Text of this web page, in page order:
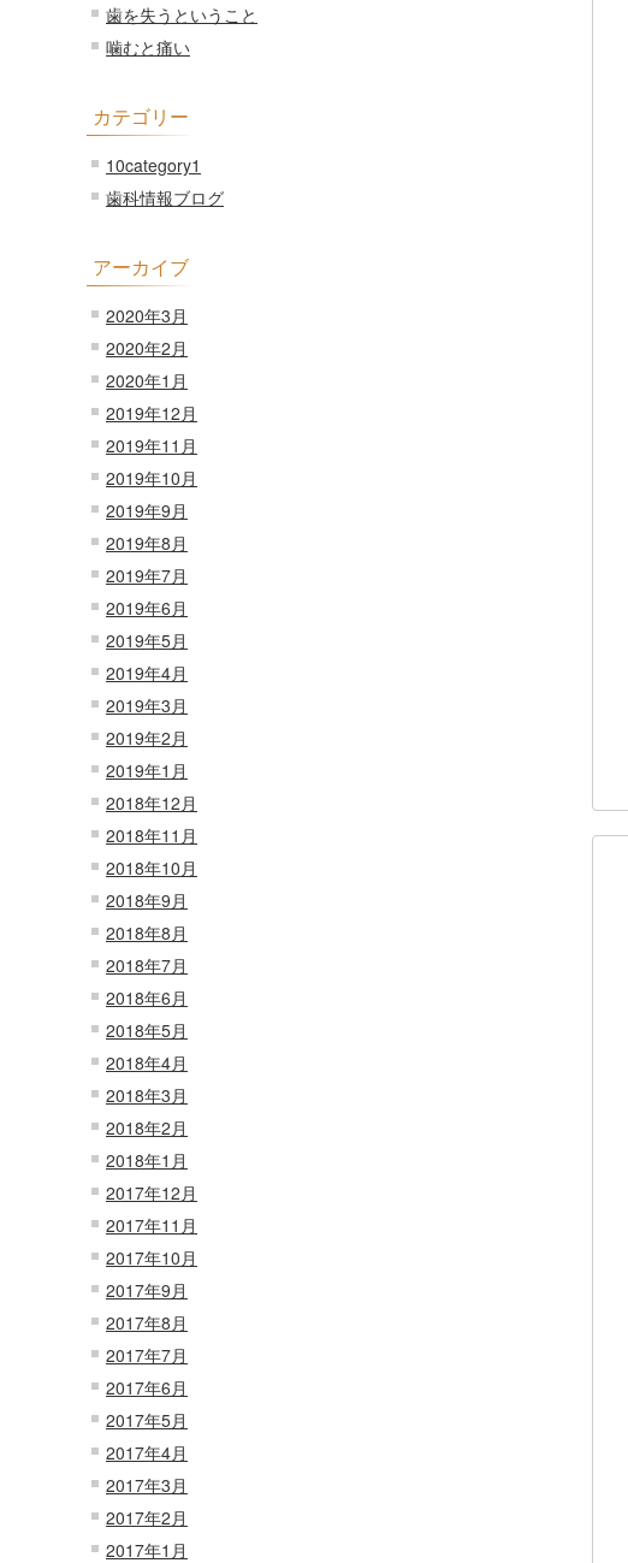
歯を失うということ
噛むと痛い
カテゴリー
10category1
歯科情報ブログ
アーカイブ
2020年3月
2020年2月
2020年1月
2019年12月
2019年11月
2019年10月
2019年9月
2019年8月
2019年7月
2019年6月
2019年5月
2019年4月
2019年3月
2019年2月
2019年1月
2018年12月
2018年11月
2018年10月
2018年9月
2018年8月
2018年7月
2018年6月
2018年5月
2018年4月
2018年3月
2018年2月
2018年1月
2017年12月
2017年11月
2017年10月
2017年9月
2017年8月
2017年7月
2017年6月
2017年5月
2017年4月
2017年3月
2017年2月
2017年1月